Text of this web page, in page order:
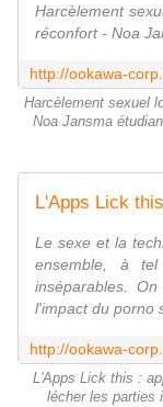
Harcèlement
réconfort - Noa
Harcèlement sexuel
Noa Jansma
Le sexe et la
ensemble, à
inséparables.
l'impact du porno
L'Apps Lick this :
lécher les parties